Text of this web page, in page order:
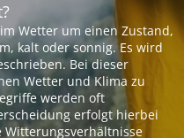
Wetter um einen Zustand,
kalt oder sonnig. Es wird
Bei dieser
Wetter und Klima zu
werden oft
erfolgt hierbei